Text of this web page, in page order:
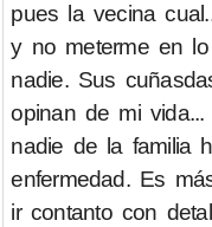
pues la vecina
y no meterme en
nadie. Sus
opinan de mi
nadie de la familia
enfermedad. Es
ir contanto con